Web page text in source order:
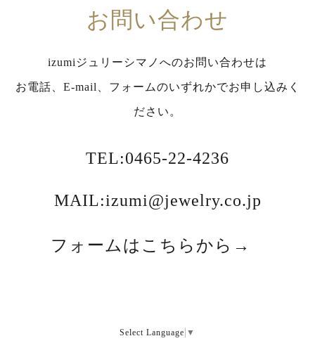
お問い合わせ
izumiジュリーシマノへのお問い合わせは
お電話、E-mail、フォームのいずれかでお申し込みく
ださい。
TEL:0465-22-4236
MAIL:izumi@jewelry.co.jp
フォームはこちらから→
Select Language ▼